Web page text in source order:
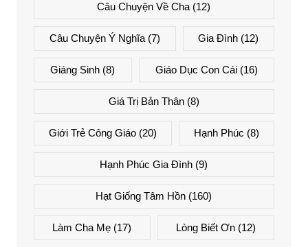
Câu Chuyện Về Cha (12)
Câu Chuyện Ý Nghĩa(7) Gia Đình (12)
Giáng Sinh (8) Giáo Dục Con Cái(16)
Giá Trị Bản Thân(8)
Giới Trẻ Công Giáo(20) Hạnh Phúc (8)
Hạnh Phúc Gia Đình (9)
Hạt Giống Tâm Hồn (160)
Làm Cha Mẹ (17) Lòng Biết Ơn(12)